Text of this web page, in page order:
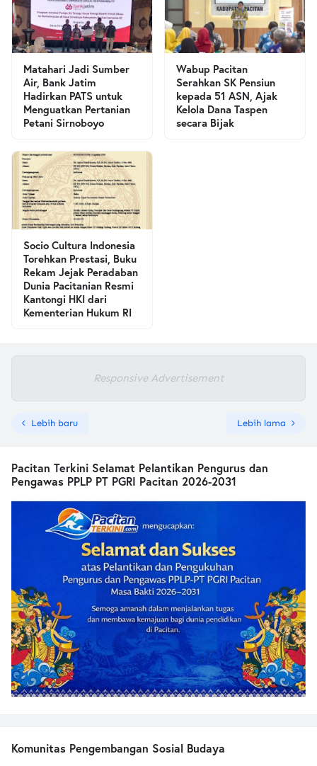
Matahari Jadi Sumber
Air, Bank Jatim
Hadirkan PATS untuk
Menguatkan Pertanian
Petani Sirnoboyo
Wabup Pacitan
Serahkan SK Pensiun
kepada 51 ASN, Ajak
Kelola Dana Taspen
secara Bijak
Socio Cultura Indonesia
Torehkan Prestasi, Buku
Rekam Jejak Peradaban
Dunia Pacitanian Resmi
Kantongi HKI dari
Kementerian Hukum RI
Responsive Advertisement
Lebih baru Lebih lama
Pacitan Terkini Selamat Pelantikan Pengurus dan
Pengawas PPLP PT PGRI Pacitan 2026-2031
Komunitas Pengembangan Sosial Budaya